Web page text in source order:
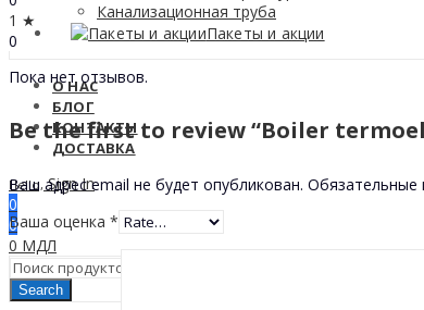
Канализационная труба
Пакеты и акции
О НАС
БЛОГ
КОНТАКТЫ
ДОСТАВКА
Hello, Sign In
0
0
0 МДЛ
Search
1 ★
0
Пока нет отзывов.
Be the first to review “Boiler
Ваш адрес email не будет опубликован. Обязательные
Ваша оценка *